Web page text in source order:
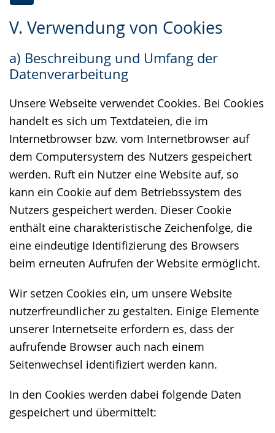
V. Verwendung von Cookies
a) Beschreibung und Umfang der
Datenverarbeitung
Unsere Webseite verwendet Cookies. Bei Cookies
handelt es sich um Textdateien, die im
Internetbrowser bzw. vom Internetbrowser auf
dem Computersystem des Nutzers gespeichert
werden. Ruft ein Nutzer eine Website auf, so
kann ein Cookie auf dem Betriebssystem des
Nutzers gespeichert werden. Dieser Cookie
enthält eine charakteristische Zeichenfolge, die
eine eindeutige Identifizierung des Browsers
beim erneuten Aufrufen der Website ermöglicht.
Wir setzen Cookies ein, um unsere Website
nutzerfreundlicher zu gestalten. Einige Elemente
unserer Internetseite erfordern es, dass der
aufrufende Browser auch nach einem
Seitenwechsel identifiziert werden kann.
In den Cookies werden dabei folgende Daten
gespeichert und übermittelt:
Leichten
wechseln.
Audio-
Video
Deutscher
wird
angezeigt.